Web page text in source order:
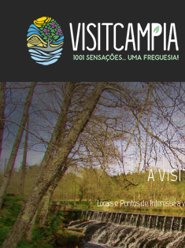
A
Locais e Pontos de Interesse a